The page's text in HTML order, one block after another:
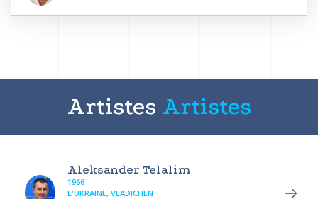
Artistes Artistes
Aleksander Telalim
1966
L'UKRAINE, VLADICHEN